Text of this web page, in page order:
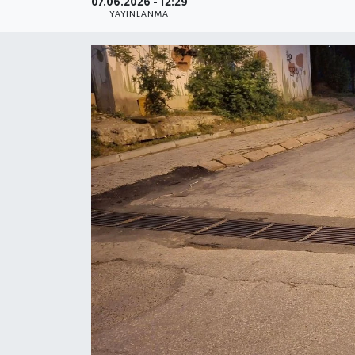
07.06.2026 - 12:29
YAYINLANMA
Haber İlanlar
Kültür-Sanat
Magazin
Resmi İlanlar
Seri İlan
Siyaset